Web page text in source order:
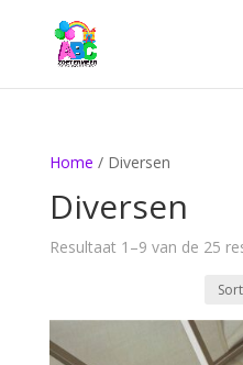
Home / Diversen
Diversen
Resultaat 1–9 van de 25